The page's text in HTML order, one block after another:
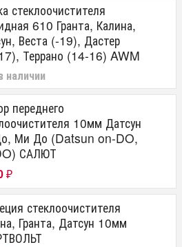
стеклоочистителя
610 Гранта, Калина,
Веста (-19), Дастер
Террано (14-16) AWM
наличии
переднего
10мм Датсун
Ми До (Datsun on-DO,
САЛЮТ
₽
стеклоочистителя
Гранта, Датсун 10мм